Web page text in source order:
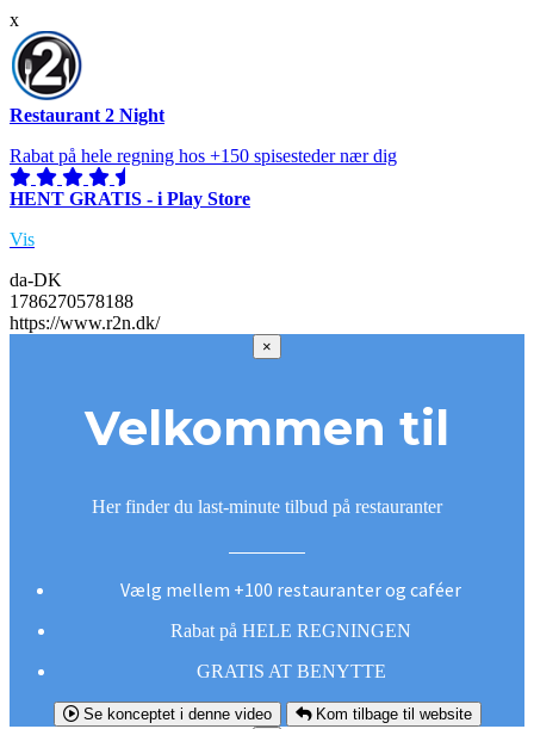
x
Restaurant 2 Night
Rabat på hele regning hos +150 spisesteder nær dig
HENT GRATIS - i Play Store
Vis
da-DK
1786270578188
https://www.r2n.dk/
×
Velkommen til
Her finder du last-minute tilbud på restauranter
Vælg mellem +100 restauranter og caféer
Rabat på HELE REGNINGEN
GRATIS AT BENYTTE
Se konceptet i denne video
Kom tilbage til website